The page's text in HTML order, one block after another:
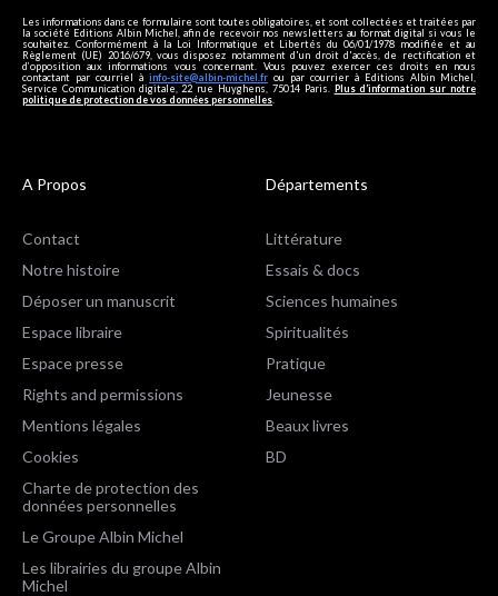
Les informations dans ce formulaire sont toutes obligatoires, et sont collectées et traitées par
la société Editions Albin Michel, afin de recevoir nos newsletters au format digital si vous le
souhaitez. Conformément à la Loi Informatique et Libertés du 06/01/1978 modifiée et au
Règlement (UE) 2016/679, vous disposez notamment d'un droit d'accès, de rectification et
d’opposition aux informations vous concernant. Vous pouvez exercer ces droits en nous
contactant par courriel à info-site@albin-michel.fr ou par courrier à Editions Albin Michel,
Service Communication digitale, 22 rue Huyghens, 75014 Paris. Plus d’information sur notre
politique de protection de vos données personnelles
A Propos
Contact
Notre histoire
Déposer un manuscrit
Espace libraire
Espace presse
Rights and permissions
Mentions légales
Cookies
Charte de protection des
données personnelles
Le Groupe Albin Michel
Les librairies du groupe Albin
Michel
Départements
Littérature
Essais & docs
Sciences humaines
Spiritualités
Pratique
Jeunesse
Beaux livres
BD